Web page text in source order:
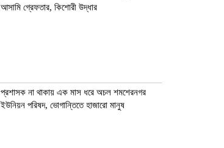
আসামি গ্রেফতার, কিশোরী উদ্ধার
প্রশাসক না থাকায় এক মাস ধরে অচল শমশেরনগর
ইউনিয়ন পরিষদ, ভোগান্তিতে হাজারো মানুষ